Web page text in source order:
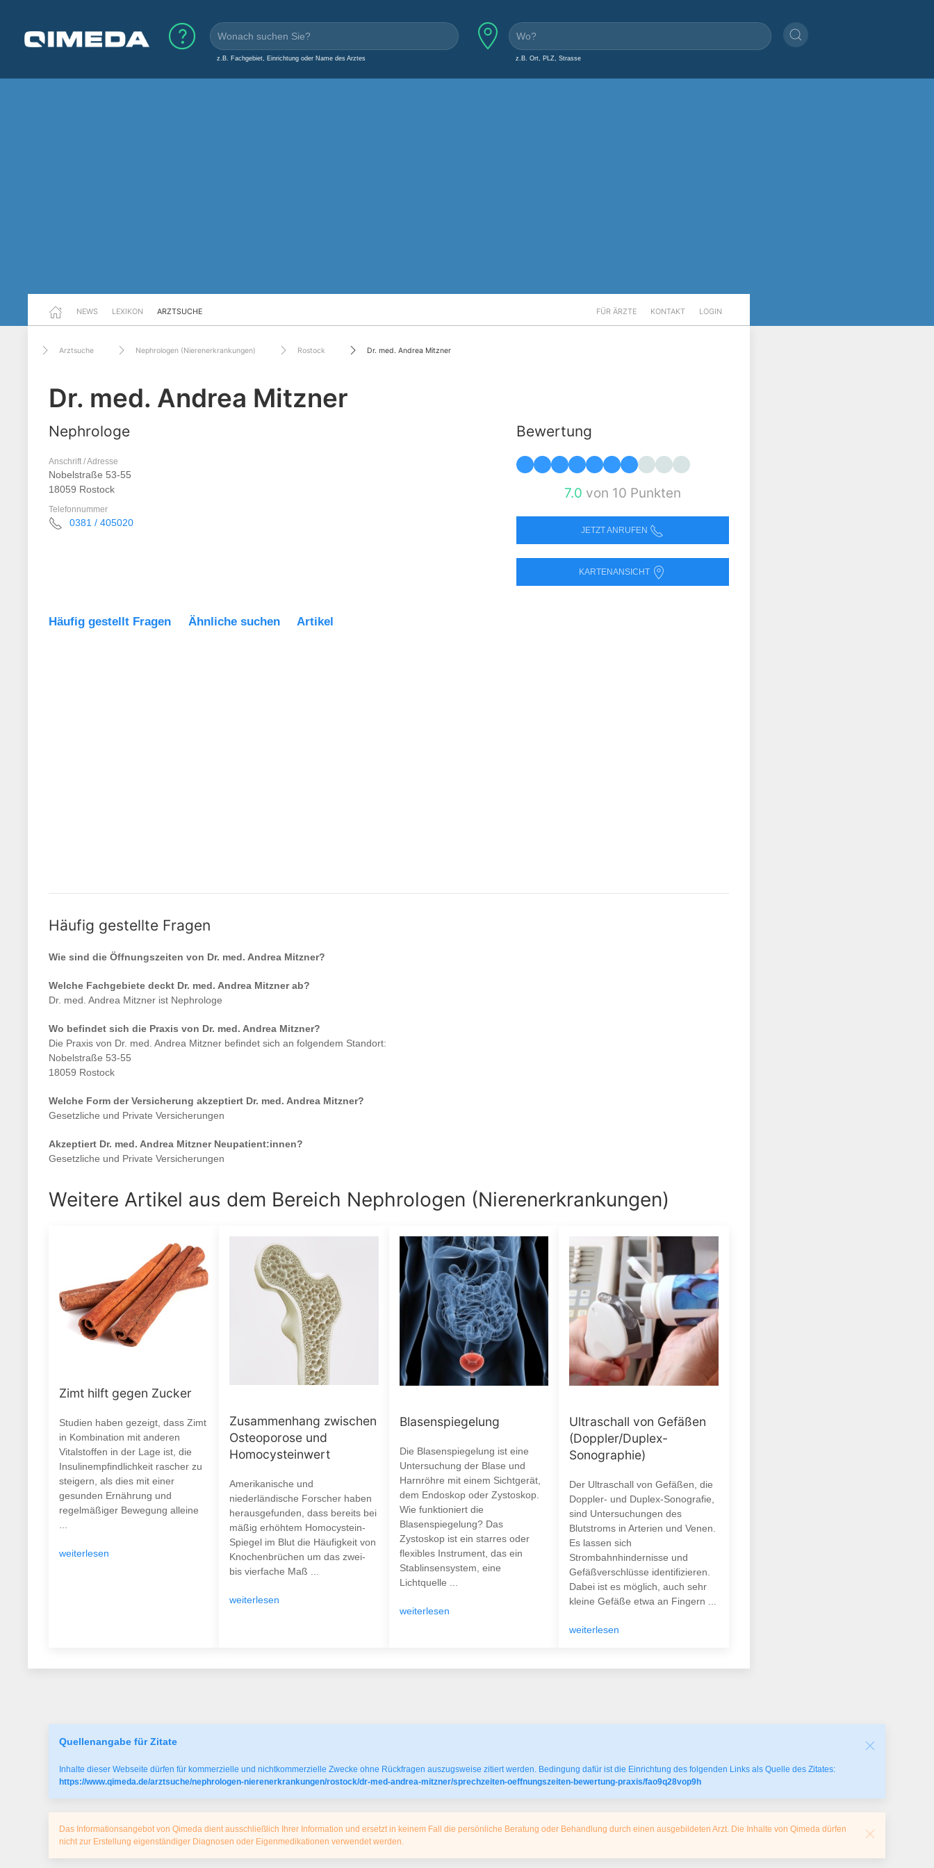
z.B. Fachgebiet, Einrichtung oder Name des Arztes z.B. Ort, PLZ, Strasse
NEWS LEXIKON ARZTSUCHE FÜR ÄRZTE KONTAKT LOGIN
Arztsuche Nephrologen (Nierenerkrankungen) Rostock Dr. med. Andrea Mitzner
Dr. med. Andrea Mitzner
Nephrologe
Anschrift / Adresse
Nobelstraße 53-55
18059 Rostock
Telefonnummer
0381 / 405020
Bewertung
7.0 von 10 Punkten
JETZT ANRUFEN
KARTENANSICHT
Häufig gestellt Fragen Ähnliche suchen Artikel
Häufig gestellte Fragen
Wie sind die Öffnungszeiten von Dr. med. Andrea Mitzner?
Welche Fachgebiete deckt Dr. med. Andrea Mitznerab?
Dr. med. Andrea Mitzner ist Nephrologe
Wo befindet sich die Praxis von Dr. med. Andrea Mitzner?
Die Praxis von Dr. med. Andrea Mitzner befindet sich an folgendem Standort:
Nobelstraße 53-55
18059 Rostock
Welche Form der Versicherung akzeptiert Dr. med. Andrea Mitzner?
Gesetzliche und Private Versicherungen
Akzeptiert Dr. med. Andrea MitznerNeupatient:innen?
Gesetzliche und Private Versicherungen
Weitere Artikel aus dem Bereich Nephrologen (Nierenerkrankungen)
Zimt hilft gegen Zucker
Studien haben gezeigt, dass Zimt
in Kombination mit anderen
Vitalstoffen in der Lage ist, die
Insulinempfindlichkeit rascher zu
steigern, als dies mit einer
gesunden Ernährung und
regelmäßiger Bewegung alleine
weiterlesen
Zusammenhang zwischen
Osteoporose und
Homocysteinwert
Amerikanische und
niederländische Forscher haben
herausgefunden, dass bereits bei
mäßig erhöhtem Homocystein-
Spiegel im Blut die Häufigkeit von
Knochenbrüchen um das zwei-
bis vierfache Maß ...
weiterlesen
Blasenspiegelung
Die Blasenspiegelung ist eine
Untersuchung der Blase und
Harnröhre mit einem Sichtgerät,
dem Endoskop oder Zystoskop.
Wie funktioniert die
Blasenspiegelung? Das
Zystoskop ist ein starres oder
flexibles Instrument, das ein
Stablinsensystem, eine
Lichtquelle ...
weiterlesen
Ultraschall von Gefäßen
(Doppler/Duplex-
Sonographie)
Der Ultraschall von Gefäßen, die
Doppler- und Duplex-Sonografie,
sind Untersuchungen des
Blutstroms in Arterien und Venen.
Es lassen sich
Strombahnhindernisse und
Gefäßverschlüsse identifizieren.
Dabei ist es möglich, auch sehr
kleine Gefäße etwa an Fingern ...
weiterlesen
Quellenangabe für Zitate
Inhalte dieser Webseite dürfen für kommerzielle und nichtkommerzielle Zwecke ohne Rückfragen auszugsweise zitiert werden. Bedingung dafür ist die Einrichtung des folgenden Links als Quelle des Zitates:
https://www.qimeda.de/arztsuche/nephrologen-nierenerkrankungen/rostock/dr-med-andrea-mitzner/sprechzeiten-oeffnungszeiten-bewertung-praxis/fao9q28vop9h
Das Informationsangebot von Qimeda dient ausschließlich Ihrer Information und ersetzt in keinem Fall die persönliche Beratung oder Behandlung durch einen ausgebildeten Arzt. Die Inhalte von Qimeda dürfen
nicht zur Erstellung eigenständiger Diagnosen oder Eigenmedikationen verwendet werden.